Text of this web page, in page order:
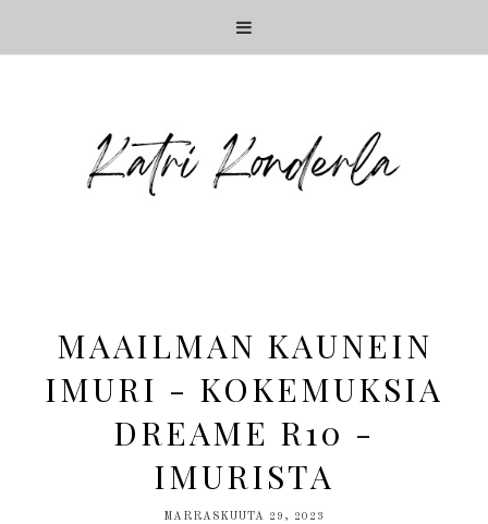
MAAILMAN KAUNEIN
IMURI - KOKEMUKSIA
DREAME R10 -
IMURISTA
MARRASKUUTA 29, 2023